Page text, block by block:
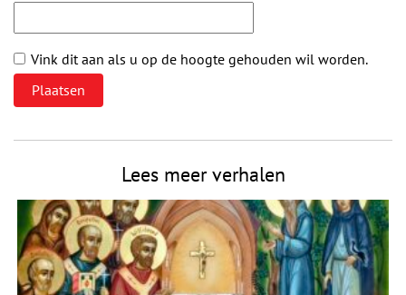
Vink dit aan als u op de hoogte gehouden wil worden.
Lees meer verhalen